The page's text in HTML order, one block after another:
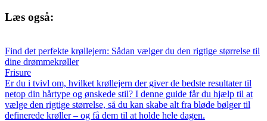
Læs også:
Find det perfekte krøllejern: Sådan vælger du den rigtige størrelse til
dine drømmekrøller
Frisure
Er du i tvivl om, hvilket krøllejern der giver de bedste resultater til
netop din hårtype og ønskede stil? I denne guide får du hjælp til at
vælge den rigtige størrelse, så du kan skabe alt fra bløde bølger til
definerede krøller – og få dem til at holde hele dagen.